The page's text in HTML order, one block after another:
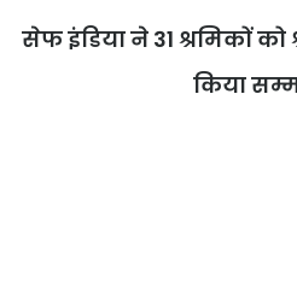
सेफ इंडिया ने 31 श्रमिकों
किया